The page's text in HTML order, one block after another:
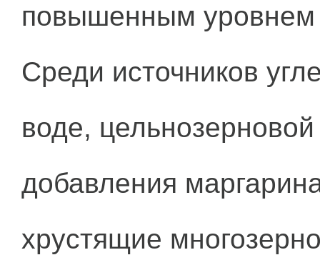
повышенным уровнем
Среди источников
воде,
добавления
хрустящие